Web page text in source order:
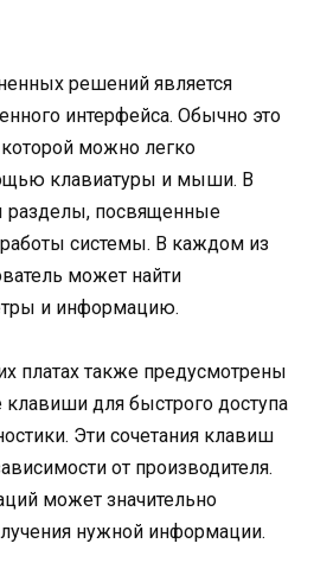
решений является
интерфейса. Обычно это
можно легко
клавиатуры и мыши. В
разделы, посвященные
системы. В каждом из
может найти
и информацию.
платах также предусмотрены
для быстрого доступа
Эти сочетания клавиш
от производителя.
может значительно
нужной информации.